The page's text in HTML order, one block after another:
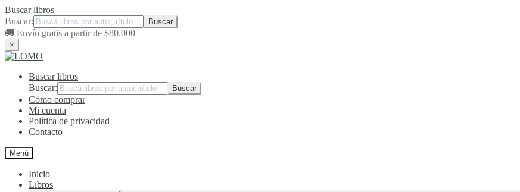
Buscar libros
Buscar:
🚚 Envío gratis a partir de $80.000
×
Ir
navegación
Ir
contenidoBuscar libros
Buscar:
Cómo comprar
Mi cuenta
Política de privacidad
Contacto
Menú
Inicio
Libros